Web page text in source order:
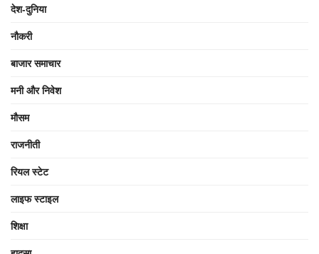
देश-दुनिया
नौकरी
बाजार समाचार
मनी और निवेश
मौसम
राजनीती
रियल स्टेट
लाइफ स्टाइल
शिक्षा